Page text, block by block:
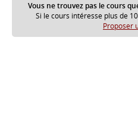
Vous ne trouvez pas le cours
Si le cours intéresse plus de
Proposer